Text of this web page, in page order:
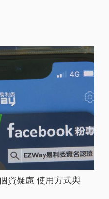
資疑慮 使用方式與